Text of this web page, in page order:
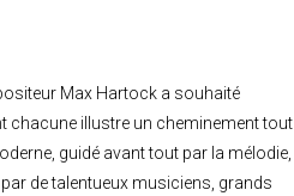
Max Hartock a souhaité
chacune illustre un cheminement tout
guidé avant tout par la mélodie,
de talentueux musiciens, grands